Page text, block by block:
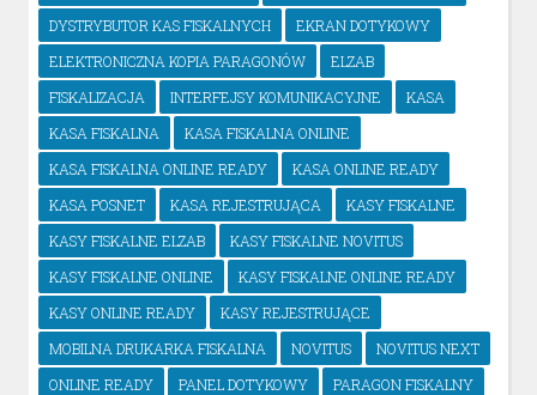
DYSTRYBUTOR KAS FISKALNYCH
EKRAN DOTYKOWY
ELEKTRONICZNA KOPIA PARAGONÓW
ELZAB
FISKALIZACJA
INTERFEJSY KOMUNIKACYJNE
KASA
KASA FISKALNA
KASA FISKALNA ONLINE
KASA FISKALNA ONLINE READY
KASA ONLINE READY
KASA POSNET
KASA REJESTRUJĄCA
KASY FISKALNE
KASY FISKALNE ELZAB
KASY FISKALNE NOVITUS
KASY FISKALNE ONLINE
KASY FISKALNE ONLINE READY
KASY ONLINE READY
KASY REJESTRUJĄCE
MOBILNA DRUKARKA FISKALNA
NOVITUS
NOVITUS NEXT
ONLINE READY
PANEL DOTYKOWY PARAGON FISKALNY